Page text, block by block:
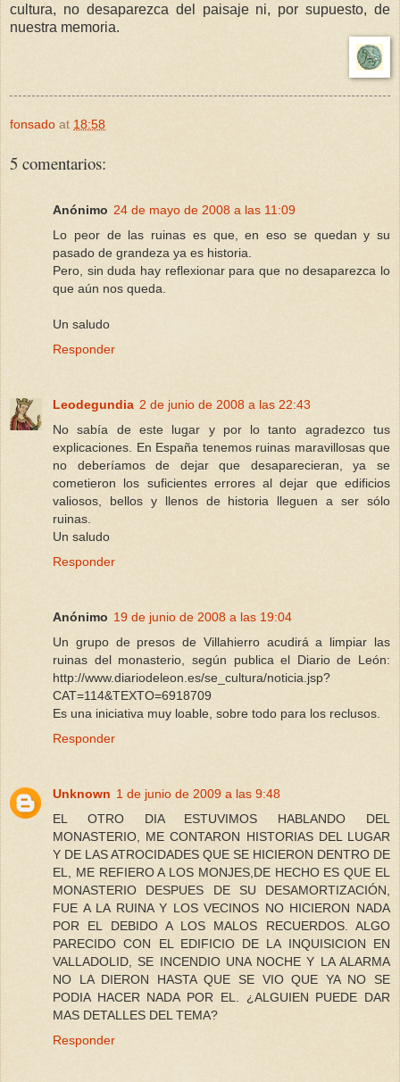
cultura, no desaparezca del paisaje ni, por supuesto, de
nuestra memoria.
fonsado at 18:58
5 comentarios:
Anónimo 24 de mayo de 2008 a las 11:09
Lo peor de las ruinas es que, en eso se quedan y su
pasado de grandeza ya es historia.
Pero, sin duda hay reflexionar para que no desaparezca lo
que aún nos queda.
Un saludo
Responder
Leodegundia 2 de junio de 2008 a las 22:43
No sabía de este lugar y por lo tanto agradezco tus
explicaciones. En España tenemos ruinas maravillosas que
no deberíamos de dejar que desaparecieran, ya se
cometieron los suficientes errores al dejar que edificios
valiosos, bellos y llenos de historia lleguen a ser sólo
ruinas.
Un saludo
Responder
Anónimo 19 de junio de 2008 a las 19:04
Un grupo de presos de Villahierro acudirá a limpiar las
ruinas del monasterio, según publica el Diario de León:
http://www.diariodeleon.es/se_cultura/noticia.jsp?
CAT=114&TEXTO=6918709
Es una iniciativa muy loable, sobre todo para los reclusos.
Responder
Unknown 1 de junio de 2009 a las 9:48
EL OTRO DIA ESTUVIMOS HABLANDO DEL
MONASTERIO, ME CONTARON HISTORIAS DEL LUGAR
Y DE LAS ATROCIDADES QUE SE HICIERON DENTRO DE
EL, ME REFIERO A LOS MONJES,DE HECHO ES QUE EL
MONASTERIO DESPUES DE SU DESAMORTIZACIÓN,
FUE A LA RUINA Y LOS VECINOS NO HICIERON NADA
POR EL DEBIDO A LOS MALOS RECUERDOS. ALGO
PARECIDO CON EL EDIFICIO DE LA INQUISICION EN
VALLADOLID, SE INCENDIO UNA NOCHE Y LA ALARMA
NO LA DIERON HASTA QUE SE VIO QUE YA NO SE
PODIA HACER NADA POR EL. ¿ALGUIEN PUEDE DAR
MAS DETALLES DEL TEMA?
Responder